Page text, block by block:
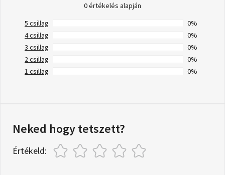
0 értékelés alapján
5 csillag
0%
4 csillag
0%
3 csillag
0%
2 csillag
0%
1 csillag
0%
Neked hogy tetszett?
Értékeld: